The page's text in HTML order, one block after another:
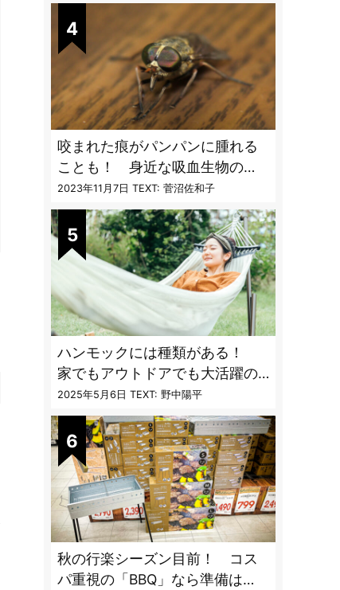
咬まれた痕がパンパンに腫れる
ことも！ 身近な吸血生物の
〝生態と対策〟【vol.04 ア
ブ・ブユ・ヌカカ】
2023年11月7日 TEXT: 菅沼佐和子
ハンモックには種類がある！
家でもアウトドアでも大活躍の
ハンモックの特徴と選び方のコ
ツとは
2025年5月6日 TEXT: 野中陽平
秋の行楽シーズン目前！ コス
パ重視の「BBQ」なら準備は